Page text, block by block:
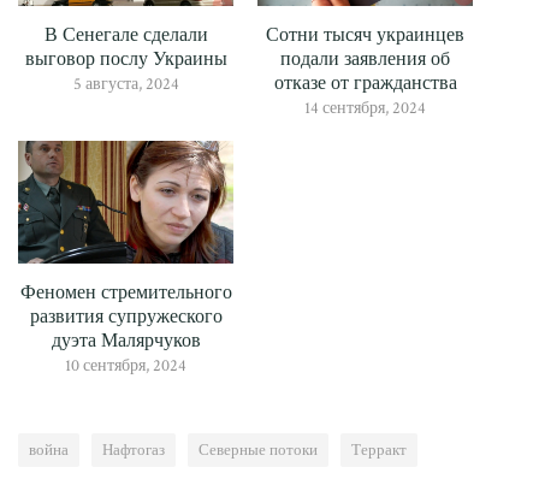
В Сенегале сделали
выговор послу Украины
5 августа, 2024
Сотни тысяч украинцев
подали заявления об
отказе от гражданства
14 сентября, 2024
Феномен стремительного
развития супружеского
дуэта Малярчуков
10 сентября, 2024
война Нафтогаз Северные потоки Терракт